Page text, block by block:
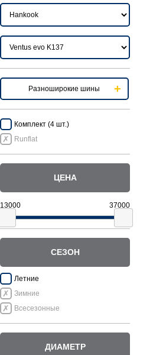
Разноширокие шины
Комплект (4 шт.)
Runflat
ЦЕНА
СЕЗОН
Летние
Зимние
Всесезонные
ДИАМЕТР